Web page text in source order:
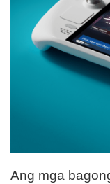
Ang mga